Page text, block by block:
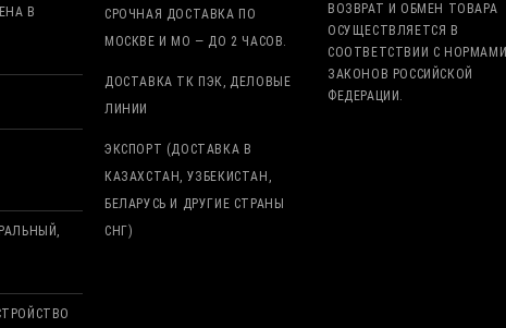
В
СРОЧНАЯ ДОСТАВКА ПО
МОСКВЕ И МО — ДО 2 ЧАСОВ.
ДОСТАВКА ТК ПЭК, ДЕЛОВЫЕ
ЛИНИИ
ЭКСПОРТ (ДОСТАВКА В
КАЗАХСТАН, УЗБЕКИСТАН,
БЕЛАРУСЬ И ДРУГИЕ СТРАНЫ
СНГ)
ВОЗВРАТ И ОБМЕН ТОВАРА
ОСУЩЕСТВЛЯЕТСЯ В
СООТВЕТСТВИИ С НОРМАМИ
ЗАКОНОВ РОССИЙСКОЙ
ФЕДЕРАЦИИ.